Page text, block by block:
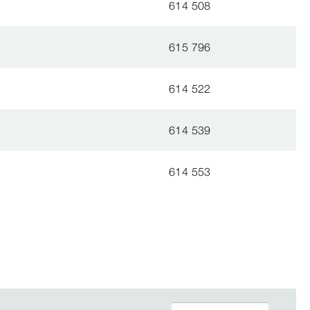
614 508
615 796
614 522
614 539
614 553